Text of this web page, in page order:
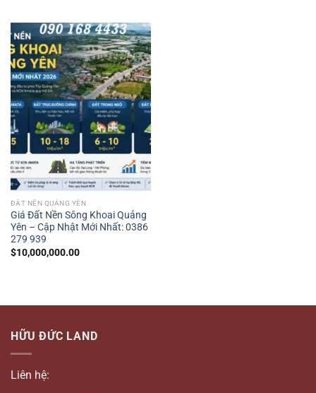
ĐẤT NỀN QUẢNG YÊN
Giá Đất Nền Sông Khoai Quảng
Yên – Cập Nhật Mới Nhất: 0386
279 939
$10,000,000.00
HỮU ĐỨC LAND
Liên hệ: